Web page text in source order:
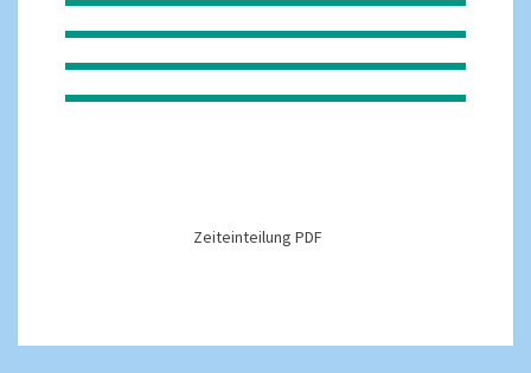
Zeiteinteilung PDF